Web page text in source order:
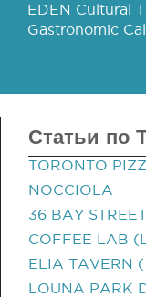
EDEN Cultural
Gastronomic
Статьи по
TORONTO
NOCCIOLA
36 BAY STREET
COFFEE LAB
ELIA TAVERN
LOUNA PARK